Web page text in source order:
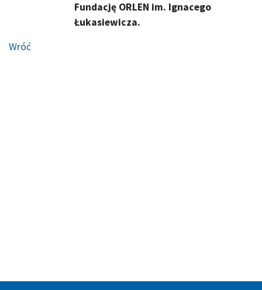
Fundację ORLEN im. Ignacego
Łukasiewicza.
Wróć